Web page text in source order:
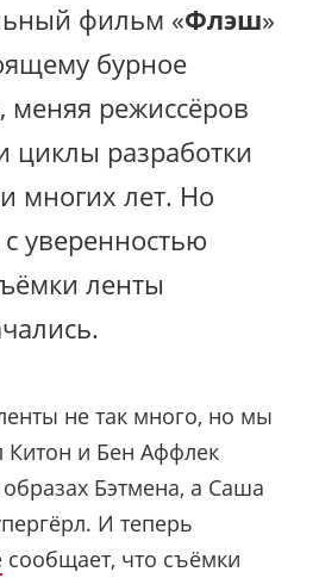
фильм «Флэш»
бурное
меняя режиссёров
циклы разработки
многих лет. Но
уверенностью
ленты
не так много, но мы
Китон и Бен Аффлек
образах Бэтмена, а Саша
И теперь
сообщает, что съёмки